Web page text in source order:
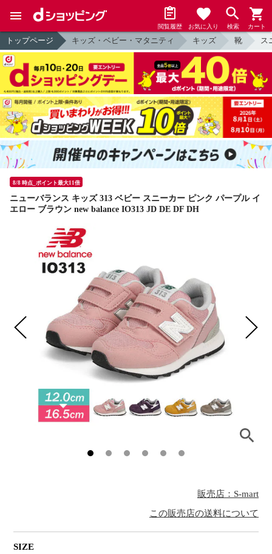
閲覧履歴 お気に入り 検索 カート
トップページ キッズ・ベビー・マタニティ キッズ 靴 ス
8/8 時点_ポイント最大11倍
ニューバランス キッズ 313 ベビー スニーカー ピンク パープル イ
エロー ブラウン new balance IO313 JD DE DF DH
販売店：S-mart
この販売店の送料について
SIZE